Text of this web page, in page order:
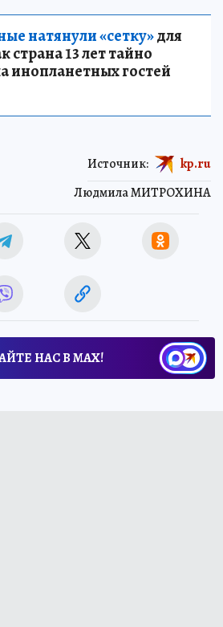
натянули «сетку»для
страна 13 лет тайно
инопланетных гостей
Людмила МИТРОХИНА
Источник: kp.ru
НАС В МАХ!